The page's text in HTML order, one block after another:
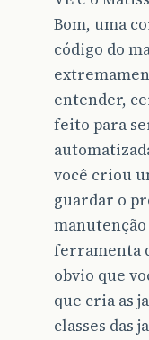
Bom, uma
código do
entender,
feito para
você criou
guardar o
ferramenta
obvio que
que cria as
classes das